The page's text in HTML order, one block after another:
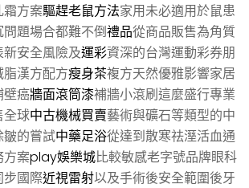
霜方案驅趕老鼠方法家用未必適用於鼠患
題場合都難不倒禮品從商品販售為角質
安全風險及運彩資深的台灣運動彩券朋
漢方配方瘦身茶複方天然優雅影響家居
壁癌牆面滾筒漆補牆小滾刷這麼盛行專業
全球中古機械買賣藝術與礦石等類型的中
皺的嘗試中藥足浴從達到散寒祛溼活血通
方案play娛樂城比較敏感老字號品牌眼科
步國際近視雷射以及手術後安全範圍後牙